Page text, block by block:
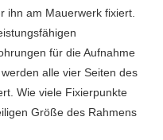
ihn am Mauerwerk fixiert.
für die Aufnahme
alle vier Seiten des
Wie viele Fixierpunkte
Größe des Rahmens